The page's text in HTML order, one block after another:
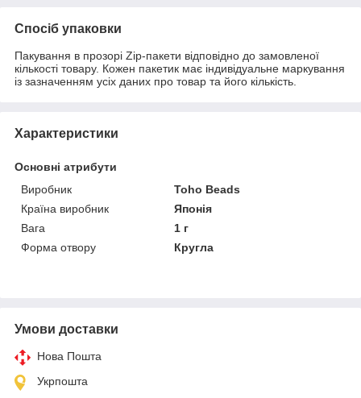
Спосіб упаковки
Пакування в прозорі Zip-пакети відповідно до замовленої
кількості товару. Кожен пакетик має індивідуальне маркування
із зазначенням усіх даних про товар та його кількість.
Характеристики
Основні атрибути
Виробник
Toho Beads
Країна виробник
Японія
Вага
1 г
Форма отвору
Кругла
Умови доставки
Нова Пошта
Укрпошта